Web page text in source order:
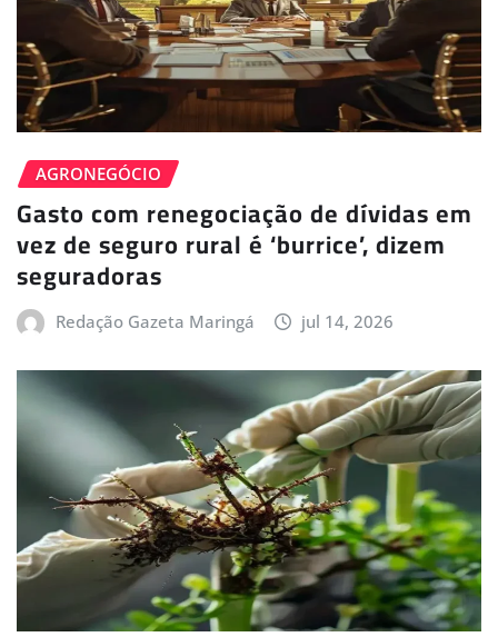
AGRONEGÓCIO
Gasto com renegociação de dívidas em
vez de seguro rural é ‘burrice’, dizem
seguradoras
Redação Gazeta Maringá jul 14, 2026